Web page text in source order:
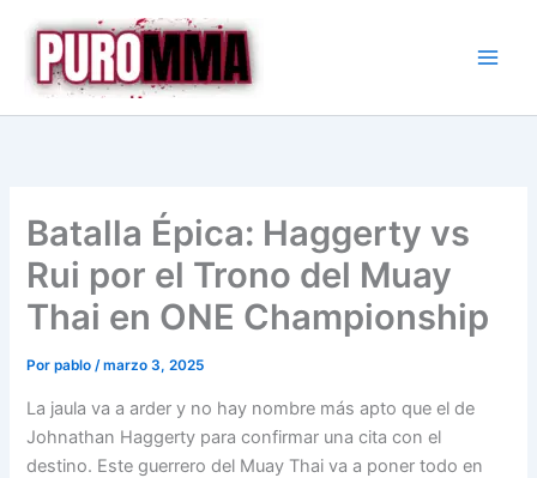
contenido
Batalla Épica: Haggerty vs
Rui por el Trono del Muay
Thai en ONE Championship
Porpablo/marzo 3, 2025
La jaula va a arder y no hay nombre más apto que el de
Johnathan Haggerty para confirmar una cita con el
destino. Este guerrero del Muay Thai va a poner todo en